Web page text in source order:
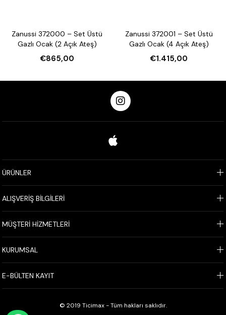
Zanussi 372000 – Set Üstü
Gazlı Ocak (2 Açık Ateş)
€865,00
Zanussi 372001 – Set Üstü
Gazlı Ocak (4 Açık Ateş)
€1.415,00
ÜRÜNLER
ALIŞVERİŞ BİLGİLERİ
MÜŞTERİ HİZMETLERİ
KURUMSAL
E-BÜLTEN KAYIT
© 2019 Ticimax - Tüm hakları saklıdır.